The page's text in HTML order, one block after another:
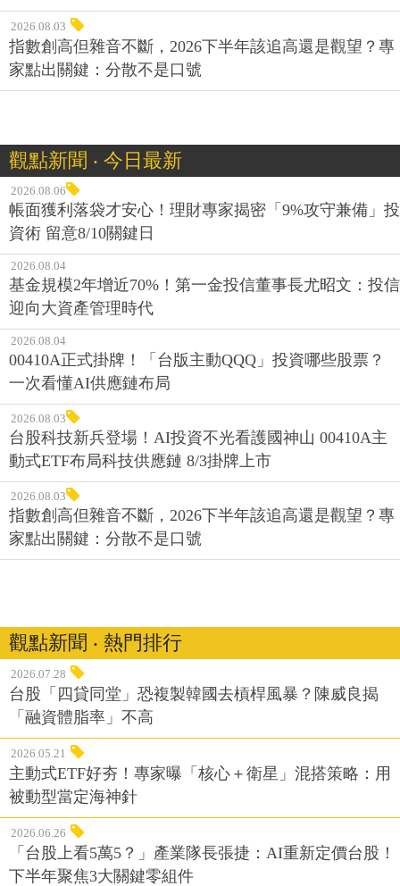
2026.08.03
指數創高但雜音不斷，2026下半年該追高還是觀望？專
家點出關鍵：分散不是口號
觀點新聞 ‧ 今日最新
2026.08.06
帳面獲利落袋才安心！理財專家揭密「9%攻守兼備」投
資術 留意8/10關鍵日
2026.08.04
基金規模2年增近70%！第一金投信董事長尤昭文：投信
迎向大資產管理時代
2026.08.04
00410A正式掛牌！「台版主動QQQ」投資哪些股票？
一次看懂AI供應鏈布局
2026.08.03
台股科技新兵登場！AI投資不光看護國神山 00410A主
動式ETF布局科技供應鏈 8/3掛牌上市
2026.08.03
指數創高但雜音不斷，2026下半年該追高還是觀望？專
家點出關鍵：分散不是口號
觀點新聞 ‧ 熱門排行
2026.07.28
台股「四貸同堂」恐複製韓國去槓桿風暴？陳威良揭
「融資體脂率」不高
2026.05.21
主動式ETF好夯！專家曝「核心＋衛星」混搭策略：用
被動型當定海神針
2026.06.26
「台股上看5萬5？」產業隊長張捷：AI重新定價台股！
下半年聚焦3大關鍵零組件